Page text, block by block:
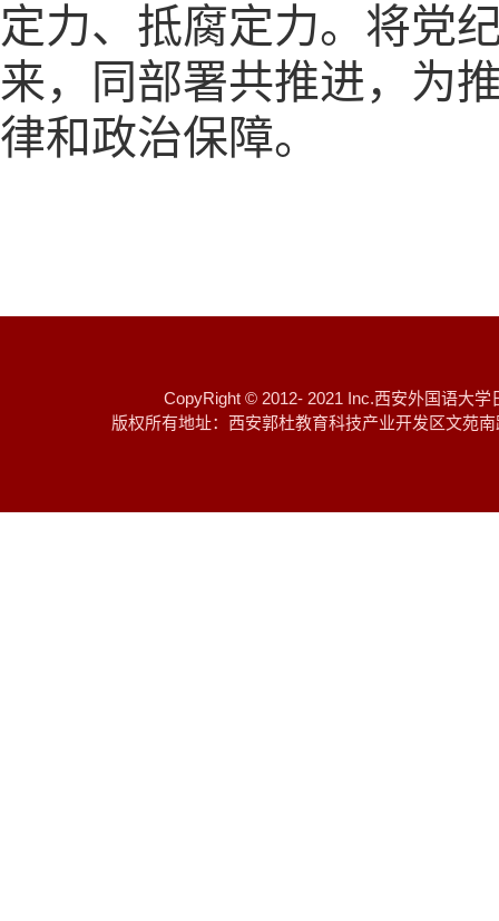
定力、抵腐定力。将党
来，同部署共推进，为
律和政治保障。
CopyRight © 2012- 2021 Inc.西安
版权所有地址：西安郭杜教育科技产业开发区文苑